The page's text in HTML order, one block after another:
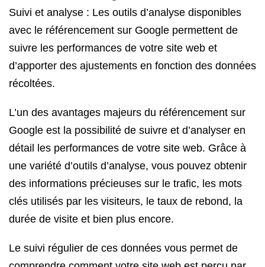
Suivi et analyse : Les outils d’analyse disponibles
avec le référencement sur Google permettent de
suivre les performances de votre site web et
d’apporter des ajustements en fonction des données
récoltées.
L’un des avantages majeurs du référencement sur
Google est la possibilité de suivre et d’analyser en
détail les performances de votre site web. Grâce à
une variété d’outils d’analyse, vous pouvez obtenir
des informations précieuses sur le trafic, les mots
clés utilisés par les visiteurs, le taux de rebond, la
durée de visite et bien plus encore.
Le suivi régulier de ces données vous permet de